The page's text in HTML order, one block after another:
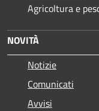
Agricoltura e
NOVITÀ
Notizie
Comunicati
Avvisi